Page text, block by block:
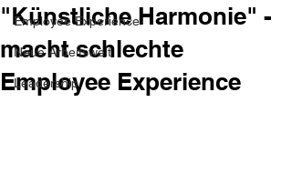
Employee Experience
Neue Arbeitswelt
Leadership
"Künstliche Harmonie" -
macht schlechte
Employee Experience